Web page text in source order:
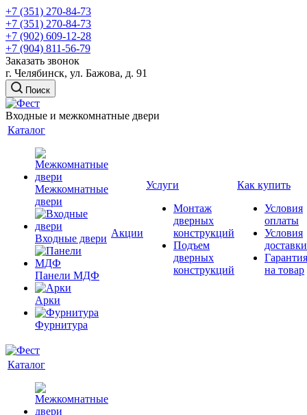
+7 (351) 270-84-73
+7 (351) 270-84-73
+7 (902) 609-12-28
+7 (904) 811-56-79
Заказать звонок
г. Челябинск, ул. Бажова, д. 91
Поиск
Входные и межкомнатные двери
Каталог
Межкомнатные
двери
Входные двери
Панели МДФ
Арки
Фурнитура
Акции
Услуги
Монтаж
дверных
конструкций
Подъем
дверных
конструкций
Как купить
Условия
оплаты
Условия
доставки
Гарантия
на товар
Каталог